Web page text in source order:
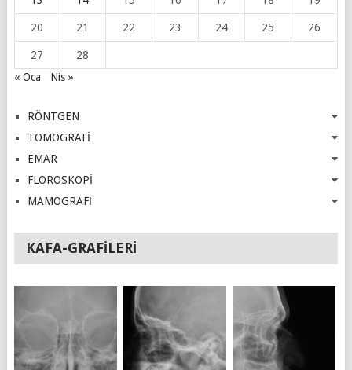
20 21 22 23 24 25 26
27
28
« Oca
Nis »
RÖNTGEN
TOMOGRAFİ
EMAR
FLOROSKOPİ
MAMOGRAFİ
KAFA-GRAFILERI